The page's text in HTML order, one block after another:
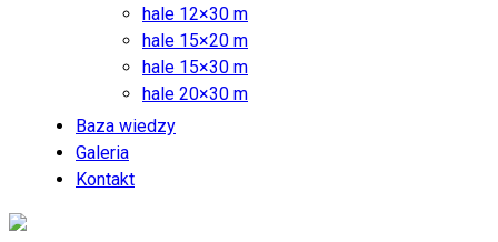
hale 12×30 m
hale 15×20 m
hale 15×30 m
hale 20×30 m
Baza wiedzy
Galeria
Kontakt